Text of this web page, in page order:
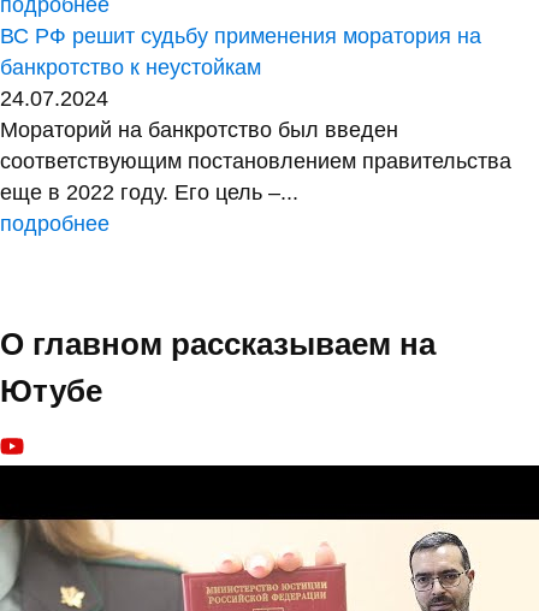
подробнее
ВС РФ решит судьбу применения моратория на
банкротство к неустойкам
24.07.2024
Мораторий на банкротство был введен
соответствующим постановлением правительства
еще в 2022 году. Его цель –...
подробнее
О главном рассказываем на
Ютубе